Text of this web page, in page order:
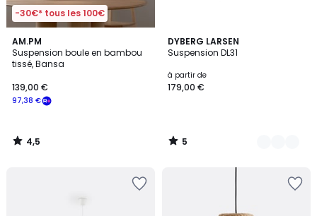
-30€* tous les 100€
AM.PM
Suspension boule en bambou
tissé, Bansa
97,38 €
139,00 €
4,5
/ 5
4,5
/
DYBERG LARSEN
Suspension DL31
à partir de
179,00 €
5
/
5
Couleurs
5
/